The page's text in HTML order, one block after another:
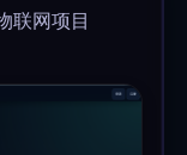
联网项目